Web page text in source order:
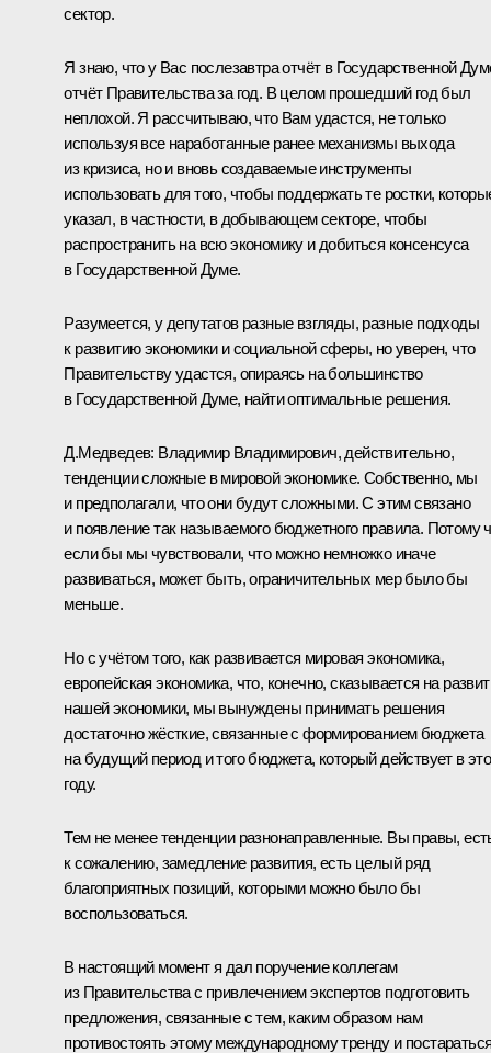
сектор.
Я знаю, что у Вас послезавтра отчёт в Государственной
отчёт Правительства за год. В целом прошедший год был
неплохой. Я рассчитываю, что Вам удастся, не только
используя все наработанные ранее механизмы выхода
из кризиса, но и вновь создаваемые инструменты
использовать для того, чтобы поддержать те ростки,
указал, в частности, в добывающем секторе, чтобы
распространить на всю экономику и добиться консенсуса
в Государственной Думе.
Разумеется, у депутатов разные взгляды, разные подходы
к развитию экономики и социальной сферы, но уверен, что
Правительству удастся, опираясь на большинство
в Государственной Думе, найти оптимальные решения.
Д.Медведев: Владимир Владимирович, действительно,
тенденции сложные в мировой экономике. Собственно, мы
и предполагали, что они будут сложными. С этим связано
и появление так называемого бюджетного правила. Потому
если бы мы чувствовали, что можно немножко иначе
развиваться, может быть, ограничительных мер было бы
меньше.
Но с учётом того, как развивается мировая экономика,
европейская экономика, что, конечно, сказывается на
нашей экономики, мы вынуждены принимать решения
достаточно жёсткие, связанные с формированием бюджета
на будущий период и того бюджета, который действует в
году.
Тем не менее тенденции разнонаправленные. Вы правы,
к сожалению, замедление развития, есть целый ряд
благоприятных позиций, которыми можно было бы
воспользоваться.
В настоящий момент я дал поручение коллегам
из Правительства с привлечением экспертов подготовить
предложения, связанные с тем, каким образом нам
противостоять этому международному тренду и